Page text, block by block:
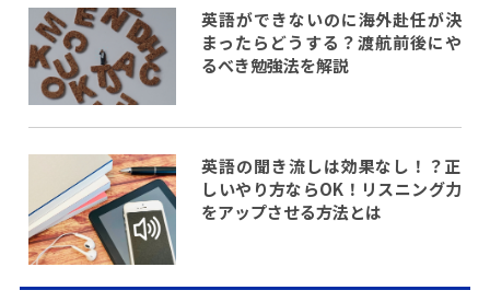
英語ができないのに海外赴任が決
まったらどうする？渡航前後にや
るべき勉強法を解説
英語の聞き流しは効果なし！？正
しいやり方ならOK！リスニング力
をアップさせる方法とは